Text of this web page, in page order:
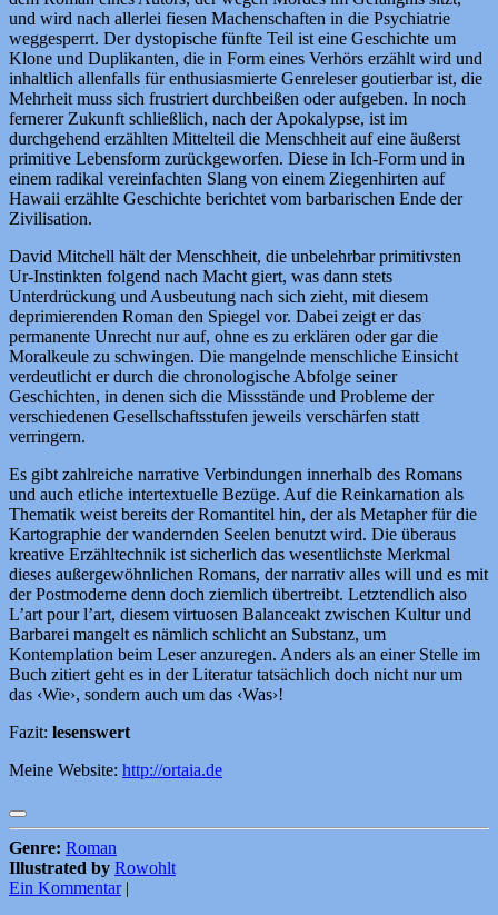
und wird nach allerlei fiesen Machenschaften in die Psychiatrie
weggesperrt. Der dystopische fünfte Teil ist eine Geschichte um
Klone und Duplikanten, die in Form eines Verhörs erzählt wird und
inhaltlich allenfalls für enthusiasmierte Genreleser goutierbar ist, die
Mehrheit muss sich frustriert durchbeißen oder aufgeben. In noch
fernerer Zukunft schließlich, nach der Apokalypse, ist im
durchgehend erzählten Mittelteil die Menschheit auf eine äußerst
primitive Lebensform zurückgeworfen. Diese in Ich-Form und in
einem radikal vereinfachten Slang von einem Ziegenhirten auf
Hawaii erzählte Geschichte berichtet vom barbarischen Ende der
Zivilisation.
David Mitchell hält der Menschheit, die unbelehrbar primitivsten
Ur-Instinkten folgend nach Macht giert, was dann stets
Unterdrückung und Ausbeutung nach sich zieht, mit diesem
deprimierenden Roman den Spiegel vor. Dabei zeigt er das
permanente Unrecht nur auf, ohne es zu erklären oder gar die
Moralkeule zu schwingen. Die mangelnde menschliche Einsicht
verdeutlicht er durch die chronologische Abfolge seiner
Geschichten, in denen sich die Missstände und Probleme der
verschiedenen Gesellschaftsstufen jeweils verschärfen statt
verringern.
Es gibt zahlreiche narrative Verbindungen innerhalb des Romans
und auch etliche intertextuelle Bezüge. Auf die Reinkarnation als
Thematik weist bereits der Romantitel hin, der als Metapher für die
Kartographie der wandernden Seelen benutzt wird. Die überaus
kreative Erzähltechnik ist sicherlich das wesentlichste Merkmal
dieses außergewöhnlichen Romans, der narrativ alles will und es mit
der Postmoderne denn doch ziemlich übertreibt. Letztendlich also
L’art pour l’art, diesem virtuosen Balanceakt zwischen Kultur und
Barbarei mangelt es nämlich schlicht an Substanz, um
Kontemplation beim Leser anzuregen. Anders als an einer Stelle im
Buch zitiert geht es in der Literatur tatsächlich doch nicht nur um
das ‹Wie›, sondern auch um das ‹Was›!
Fazit: lesenswert
Meine Website: http://ortaia.de
Genre: Roman
Illustrated by Rowohlt
Ein Kommentar |